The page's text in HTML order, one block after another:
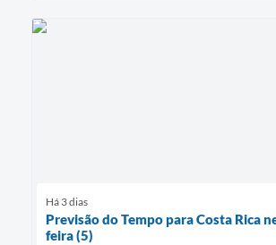
Há 3 dias
Previsão do Tempo para Costa Rica
feira (5)